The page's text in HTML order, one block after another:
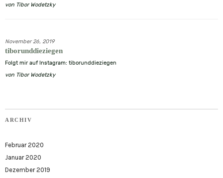
von Tibor Wodetzky
November 26, 2019
tiborunddieziegen
Folgt mir auf Instagram: tiborunddieziegen
von Tibor Wodetzky
ARCHIV
Februar 2020
Januar 2020
Dezember 2019